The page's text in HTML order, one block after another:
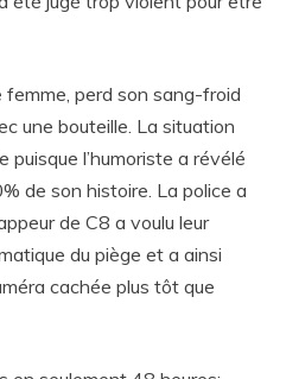
femme, perd son sang-froid
une bouteille. La situation
puisque l’humoriste a révélé
de son histoire. La police a
de C8 a voulu leur
du piège et a ainsi
cachée plus tôt que